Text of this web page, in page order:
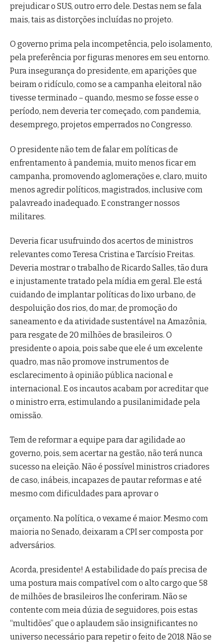
prejudicar o SUS, outro erro dele. Destas nem se fala
mais, tais as distorções incluídas no projeto.
O governo prima pela incompetência, pelo isolamento,
pela preferência por figuras menores em seu entorno.
Pura insegurança do presidente, em aparições que
beiram o ridículo, como se a campanha eleitoral não
tivesse terminado – quando, mesmo se fosse esse o
período, nem deveria ter começado, com pandemia,
desemprego, projetos emperrados no Congresso.
O presidente não tem de falar em políticas de
enfrentamento à pandemia, muito menos ficar em
campanha, promovendo aglomerações e, claro, muito
menos agredir políticos, magistrados, inclusive com
palavreado inadequado. E constranger nossos
militares.
Deveria ficar usufruindo dos acertos de ministros
relevantes como Teresa Cristina e Tarcísio Freitas.
Deveria mostrar o trabalho de Ricardo Salles, tão dura
e injustamente tratado pela mídia em geral. Ele está
cuidando de implantar políticas do lixo urbano, de
despoluição dos rios, do mar, de promoção do
saneamento e da atividade sustentável na Amazônia,
para resgate de 20 milhões de brasileiros. O
presidente o apoia, pois sabe que ele é um excelente
quadro, mas não promove instrumentos de
esclarecimento à opinião pública nacional e
internacional. E os incautos acabam por acreditar que
o ministro erra, estimulando a pusilanimidade pela
omissão.
Tem de reformar a equipe para dar agilidade ao
governo, pois, sem acertar na gestão, não terá nunca
sucesso na eleição. Não é possível ministros criadores
de caso, inábeis, incapazes de pautar reformas e até
mesmo com dificuldades para aprovar o
orçamento. Na política, o vexame é maior. Mesmo com
maioria no Senado, deixaram a CPI ser composta por
adversários.
Acorda, presidente! A estabilidade do país precisa de
uma postura mais compatível com o alto cargo que 58
de milhões de brasileiros lhe conferiram. Não se
contente com meia dúzia de seguidores, pois estas
“multidões” que o aplaudem são insignificantes no
universo necessário para repetir o feito de 2018. Não se